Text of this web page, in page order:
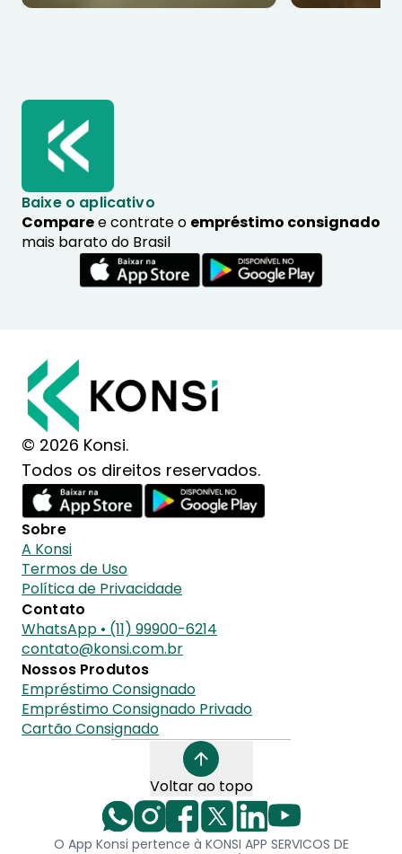
Baixe o aplicativo
Comparee contrate o empréstimo consignado
mais barato do Brasil
© 2026 Konsi.
Todos os direitos reservados.
Sobre
A Konsi
Termos de Uso
Política de Privacidade
Contato
WhatsApp • (11) 99900-6214
contato@konsi.com.br
Nossos Produtos
Empréstimo Consignado
Empréstimo Consignado Privado
Cartão Consignado
Voltar ao topo
O App Konsi pertence à KONSI APP SERVICOS DE